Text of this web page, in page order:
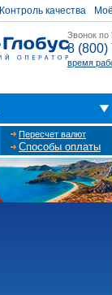
Контроль качества
Звонок по
8 (800)
время
Пересчет валют
Способы оплаты